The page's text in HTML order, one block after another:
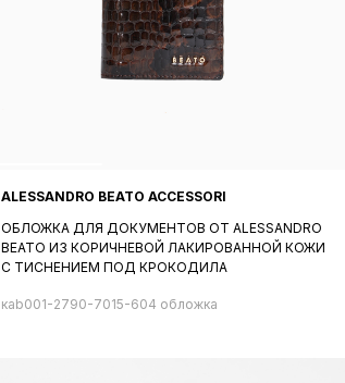
ALESSANDRO BEATO ACCESSORI
ОБЛОЖКА ДЛЯ ДОКУМЕНТОВ ОТ ALESSANDRO
BEATO ИЗ КОРИЧНЕВОЙ ЛАКИРОВАННОЙ КОЖИ
С ТИСНЕНИЕМ ПОД КРОКОДИЛА
кab001-2790-7015-604 обложка